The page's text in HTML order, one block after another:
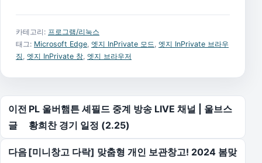
카테고리: 프로그램/리눅스
태그: Microsoft Edge 엣지 InPrivate 모드 엣지 InPrivate 브라우
징 엣지 InPrivate 창 엣지 브라우저
글 탐색
이전
글
PL 울버햄튼 셰필드 중계 방송 LIVE 채널 | 울브스
황희찬 경기 일정 (2.25)
다음[미니창고 다락] 맞춤형 개인 보관창고! 2024 봄맞